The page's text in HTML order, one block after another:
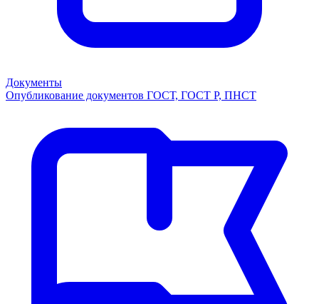
Документы
Опубликование документов ГОСТ, ГОСТ Р, ПНСТ